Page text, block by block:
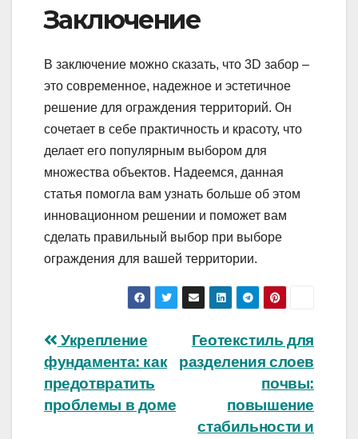
Заключение
В заключение можно сказать, что 3D забор –
это современное, надежное и эстетичное
решение для ограждения территорий. Он
сочетает в себе практичность и красоту, что
делает его популярным выбором для
множества объектов. Надеемся, данная
статья помогла вам узнать больше об этом
инновационном решении и поможет вам
сделать правильный выбор при выборе
ограждения для вашей территории.
Навигация
по
записям
Геотекстиль для
разделения слоев
почвы:
повышение
стабильности и
Укрепление
фундамента: как
предотвратить
проблемы в доме